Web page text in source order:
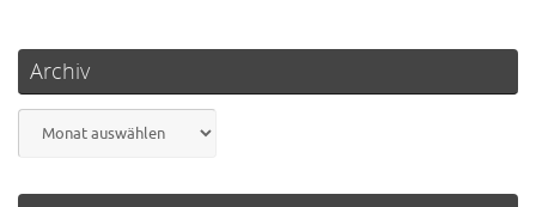
Archiv